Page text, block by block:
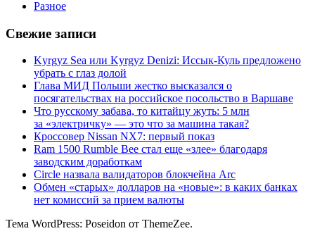
Разное
Свежие записи
Kyrgyz Sea или Kyrgyz Denizi: Иссык-Куль предложено
убрать с глаз долой
Глава МИД Польши жестко высказался о
посягательствах на российское посольство в Варшаве
Что русскому забава, то китайцу жуть: 5 млн
за «электричку» — это что за машина такая?
Кроссовер Nissan NX7: первый показ
Ram 1500 Rumble Bee стал еще «злее» благодаря
заводским доработкам
Circle назвала валидаторов блокчейна Arc
Обмен «старых» долларов на «новые»: в каких банках
нет комиссий за прием валюты
Тема WordPress: Poseidon от ThemeZee.